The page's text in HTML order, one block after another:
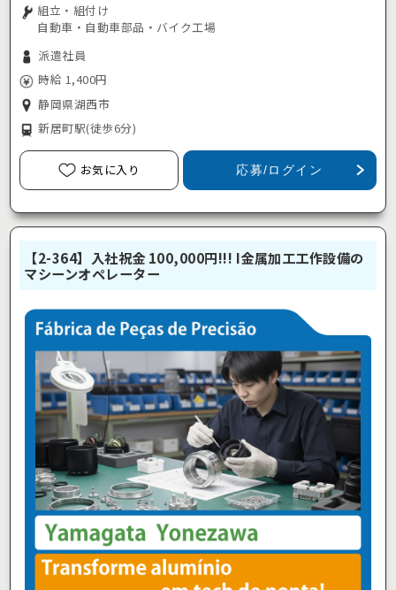
組立・組付け
自動車・自動車部品・バイク工場
派遣社員
時給 1,400円
静岡県湖西市
新居町駅(徒歩6分)
お気に入り 応募/ログイン
【2-364】入社祝金 100,000円!!! I金属加工工作設備の
マシーンオペレーター